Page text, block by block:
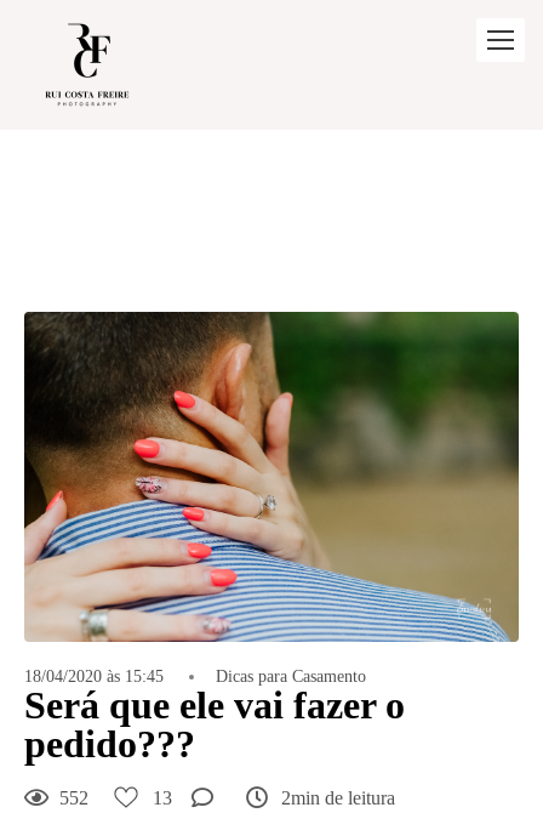
18/04/2020 às 15:45 Dicas para Casamento
Será que ele vai fazer o
pedido???
552 13 2min de leitura